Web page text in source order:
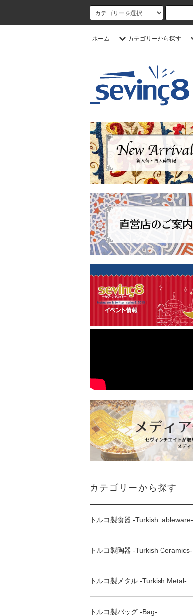
ホーム カテゴリーから探す
カテゴリーから探す
トルコ製食器 -Turkish tableware-
トルコ製陶器 -Turkish Ceramics-
トルコ製メタル -Turkish Metal-
トルコ製バッグ -Bag-